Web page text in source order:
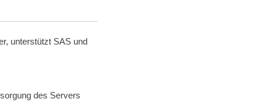
unterstützt SAS und
des Servers